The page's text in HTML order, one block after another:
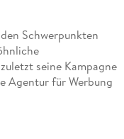
Schwerpunkten
seine Kampagne
Agentur für Werbung